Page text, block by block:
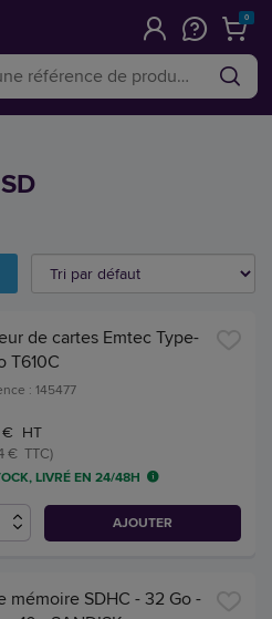
0
de cartes Emtec Type-
T610C
: 145477
€ HT
€ TTC)
LIVRÉ EN 24/48H
AJOUTER
mémoire SDHC - 32 Go -